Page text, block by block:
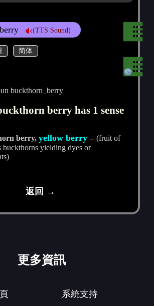
(TTS Sound)
简体
buckthorn_berry
berry has 1 sense
berry,yellow berry -- (fruit of
buckthorns yielding dyes or
返回 →
更多資訊
系統支持